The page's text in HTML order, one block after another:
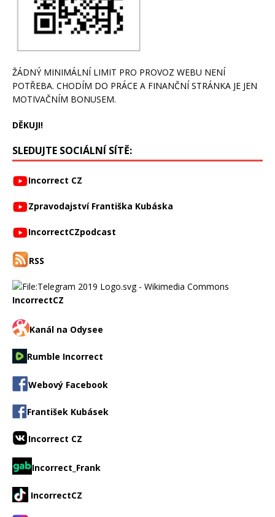
ŽÁDNÝ MINIMÁLNÍ LIMIT PRO PROVOZ WEBU NENÍ
POTŘEBA. CHODÍM DO PRÁCE A FINANČNÍ STRÁNKA JE JEN
MOTIVAČNÍM BONUSEM.
DĚKUJI!
SLEDUJTE SOCIÁLNÍ SÍTĚ:
Incorrect CZ
Zpravodajství Františka Kubáska
IncorrectCZpodcast
RSS
IncorrectCZ
Kanál na Odysee
Rumble Incorrect
Webový Facebook
František Kubásek
Incorrect CZ
Incorrect_Frank
IncorrectCZ